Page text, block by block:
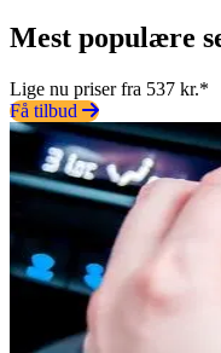
Mest populære
Lige nu priser fra 537 kr.*
Få tilbud